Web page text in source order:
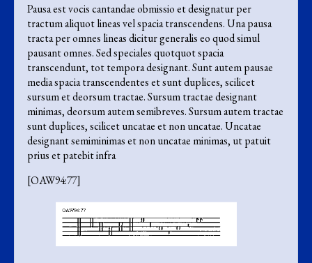
Pausa est vocis cantandae obmissio et designatur per
tractum aliquot lineas vel spacia transcendens. Una pausa
tracta per omnes lineas dicitur generalis eo quod simul
pausant omnes. Sed speciales quotquot spacia
transcendunt, tot tempora designant. Sunt autem pausae
media spacia transcendentes et sunt duplices, scilicet
sursum et deorsum tractae. Sursum tractae designant
minimas, deorsum autem semibreves. Sursum autem tractae
sunt duplices, scilicet uncatae et non uncatae. Uncatae
designant semiminimas et non uncatae minimas, ut patuit
prius et patebit infra
[OAW94:77]